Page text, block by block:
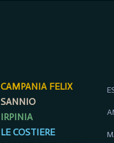
CAMPANIA FELIX
SANNIO
IRPINIA
LE COSTIERE